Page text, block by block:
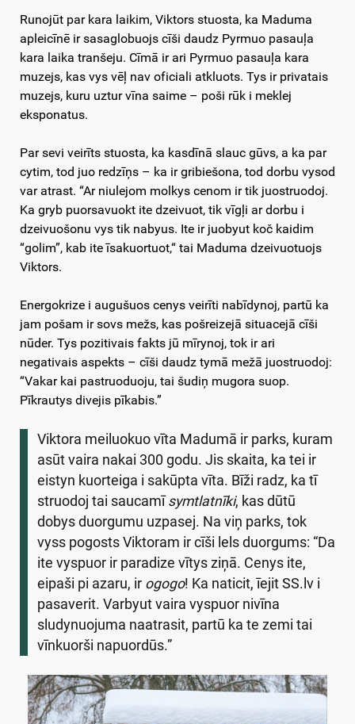
Runojūt par kara laikim, Viktors stuosta, ka Maduma
apleicīnē ir sasaglobuojs cīši daudz Pyrmuo pasauļa
kara laika tranšeju. Cīmā ir ari Pyrmuo pasauļa kara
muzejs, kas vys vēļ nav oficiali atkluots. Tys ir privatais
muzejs, kuru uztur vīna saime – poši rūk i meklej
eksponatus.
Par sevi veirīts stuosta, ka kasdīnā slauc gūvs, a ka par
cytim, tod juo redzīņs – ka ir gribiešona, tod dorbu vysod
var atrast. “Ar niulejom molkys cenom ir tik juostruodoj.
Ka gryb puorsavuokt ite dzeivuot, tik vīgļi ar dorbu i
dzeivuošonu vys tik nabyus. Ite ir juobyut koč kaidim
“golim”, kab ite īsakuortuot,“ tai Maduma dzeivuotuojs
Viktors.
Energokrize i augušuos cenys veirīti nabīdynoj, partū ka
jam pošam ir sovs mežs, kas pošreizejā situacejā cīši
nūder. Tys pozitivais fakts jū mīrynoj, tok ir ari
negativais aspekts – cīši daudz tymā mežā juostruodoj:
“Vakar kai pastruoduoju, tai šudiņ mugora suop.
Pīkrautys divejis pīkabis.”
Viktora meiluokuo vīta Madumā ir parks, kuram
asūt vaira nakai 300 godu. Jis skaita, ka tei ir
eistyn kuorteiga i sakūpta vīta. Bīži radz, ka tī
struodoj tai saucamīsymtlatnīki, kas dūtū
dobys duorgumu uzpasej. Na viņ parks, tok
vyss pogosts Viktoram ir cīši lels duorgums: “Da
ite vyspuor ir paradize vītys ziņā. Cenys ite,
eipaši pi azaru, ir ogogo! Ka naticit, īejit SS.lv i
pasaverit. Varbyut vaira vyspuor nivīna
sludynuojuma naatrasit, partū ka te zemi tai
vīnkuorši napuordūs.”